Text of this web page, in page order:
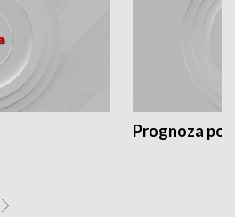
Prognoza